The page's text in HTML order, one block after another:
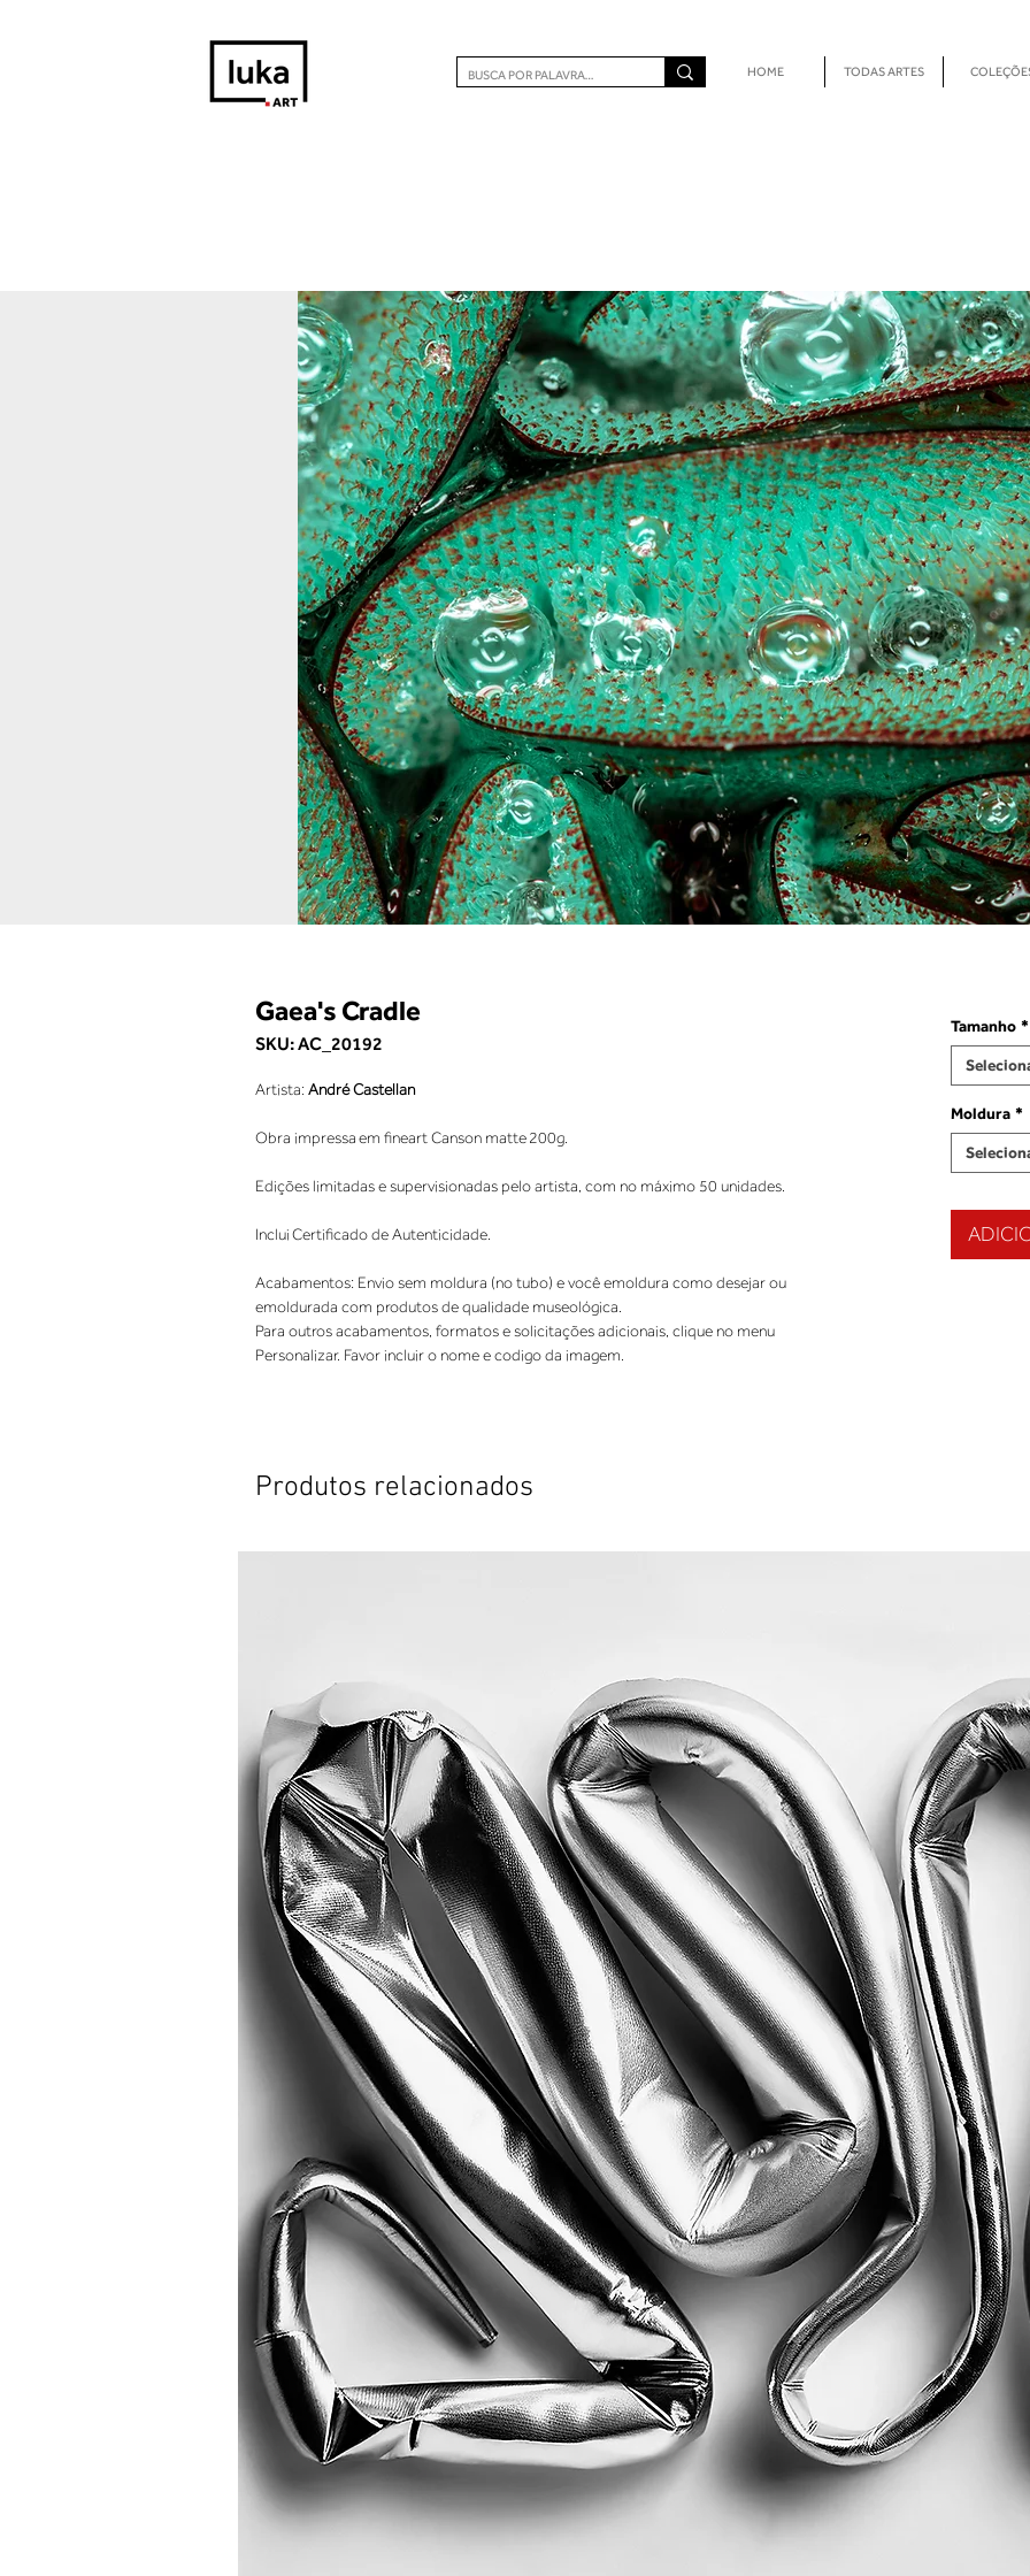
HOME TODAS ARTES
Gaea's Cradle
SKU: AC_20192
Artista: André Castellan
Obra impressa em fineart Canson matte 200g.
Edições limitadas e supervisionadas pelo artista, com no máximo 50 unidades.
Inclui Certificado de Autenticidade.
Acabamentos: Envio sem moldura (no tubo) e você emoldura como desejar ou
emoldurada com produtos de qualidade museológica.
Para outros acabamentos, formatos e solicitações adicionais, clique no menu
Personalizar. Favor incluir o nome e codigo da imagem.
Tamanho *
Moldura *
Produtos relacionados